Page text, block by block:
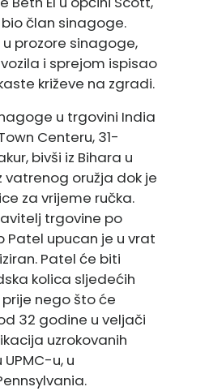
član sinagoge.
prozore sinagoge,
i sprejom ispisao
križeve na zgradi.
u trgovini India
Centeru, 31-
bivši iz Bihara u
vatrenog oružja dok je
za vrijeme ručka.
trgovine po
Patel upucan je u vrat
Patel će biti
kolica sljedećih
nego što će
32 godine u veljači
uzrokovanih
u, u